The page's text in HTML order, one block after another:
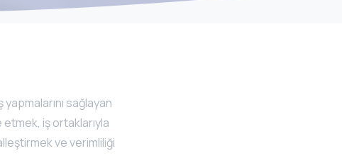
sağlayan
iş ortaklarıyla
ve verimliliği